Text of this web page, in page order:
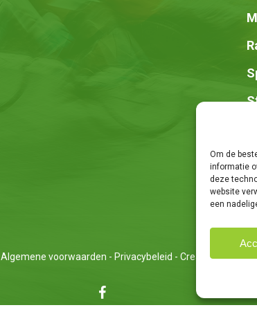
Om de
informatie
deze
website
een
Algemene voorwaarden - Privacybeleid - Creatie vanWe
facebook